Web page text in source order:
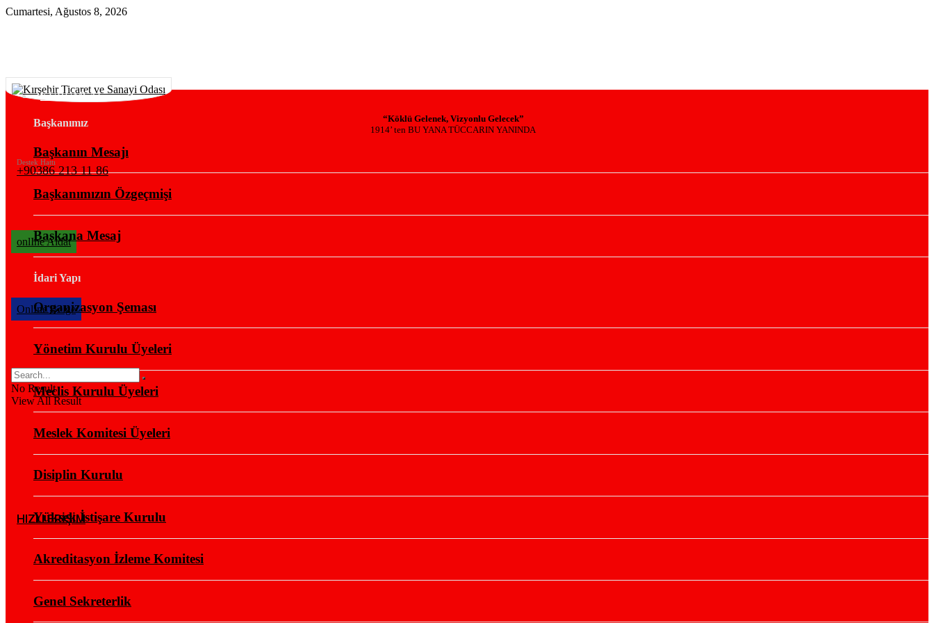
Cumartesi, Ağustos 8, 2026
“Köklü Gelenek, Vizyonlu Gelecek”
1914’ ten BU YANA TÜCCARIN YANINDA
Destek Hattı
+90386 213 11 86
onlIne Aidat
OnlIne Belge
No Result
View All Result
HIZLI ERİŞİM
KURUMSAL
Başkanımız
Başkanın Mesajı
Başkanımızın Özgeçmişi
Başkana Mesaj
İdari Yapı
Organizasyon Şeması
Yönetim Kurulu Üyeleri
Meclis Kurulu Üyeleri
Meslek Komitesi Üyeleri
Disiplin Kurulu
Yüksek İstişare Kurulu
Akreditasyon İzleme Komitesi
Genel Sekreterlik